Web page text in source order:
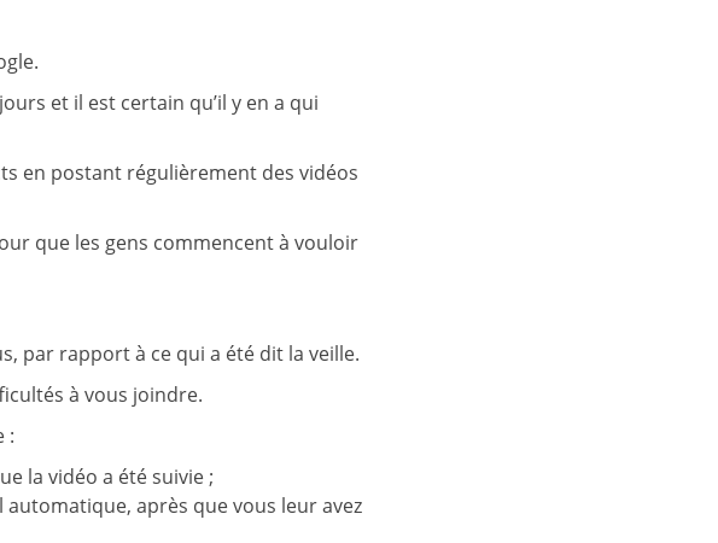
et il est certain qu’il y en a qui
en postant régulièrement des vidéos
que les gens commencent à vouloir
par rapport à ce qui a été dit la veille.
à vous joindre.
:
la vidéo a été suivie ;
après que vous leur avez